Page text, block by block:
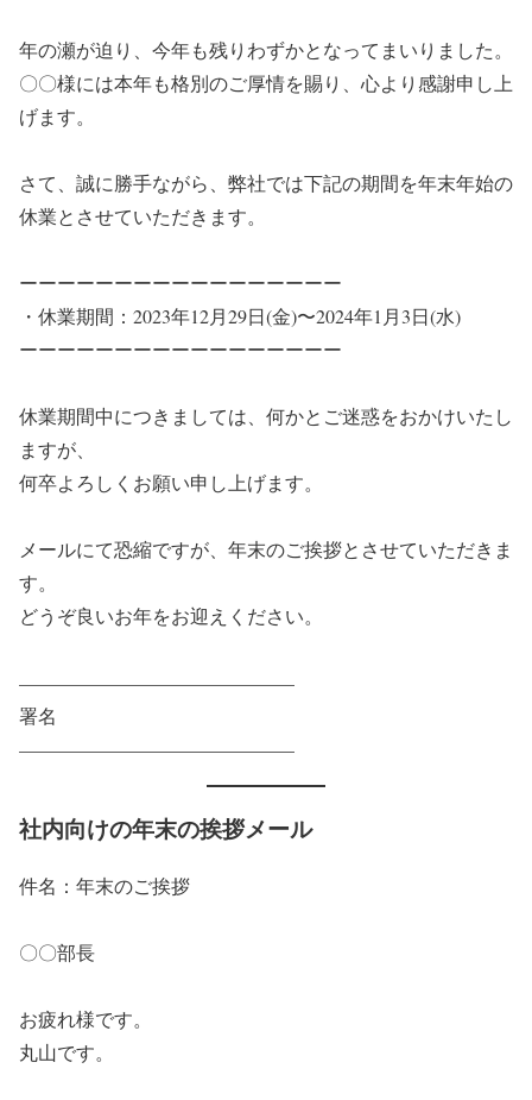
年の瀬が迫り、今年も残りわずかとなってまいりました。
〇〇様には本年も格別のご厚情を賜り、心より感謝申し上
げます。
さて、誠に勝手ながら、弊社では下記の期間を年末年始の
休業とさせていただきます。
ーーーーーーーーーーーーーーーーー
・休業期間：2023年12月29日(金)〜2024年1月3日(水)
ーーーーーーーーーーーーーーーーー
休業期間中につきましては、何かとご迷惑をおかけいたし
ますが、
何卒よろしくお願い申し上げます。
メールにて恐縮ですが、年末のご挨拶とさせていただきま
す。
どうぞ良いお年をお迎えください。
——————————————–
署名
——————————————–
社内向けの年末の挨拶メール
件名：年末のご挨拶
〇〇部長
お疲れ様です。
丸山です。